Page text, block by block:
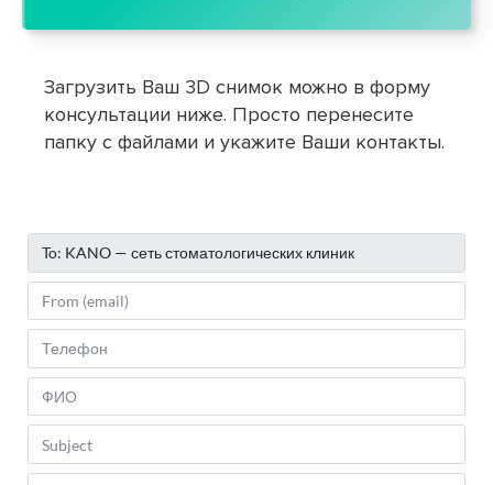
Загрузить Ваш 3D снимок можно в форму
консультации ниже. Просто перенесите
папку с файлами и укажите Ваши контакты.